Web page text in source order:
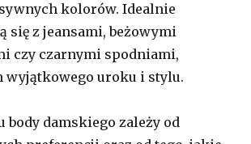
kolorów. Idealnie
się z jeansami, beżowymi
czy czarnymi spodniami,
wyjątkowego uroku i stylu.
body damskiego zależy od